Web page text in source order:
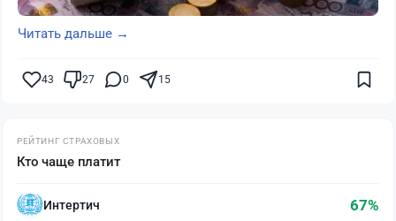
Читать дальше →
43 27 0 15
РЕЙТИНГ СТРАХОВЫХ
Кто чаще платит
Интертич 67%